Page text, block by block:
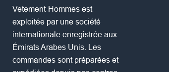
Vetement-Hommes est
exploitée par une société
internationale enregistrée aux
Émirats Arabes Unis. Les
commandes sont préparées et